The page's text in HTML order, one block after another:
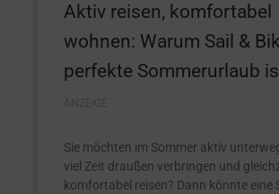
Aktiv reisen, komfortabel
wohnen: Warum Sail &
perfekte Sommerurlaub
Sie möchten im Sommer aktiv
viel Zeit draußen verbringen und
komfortabel reisen? Dann könnte eine